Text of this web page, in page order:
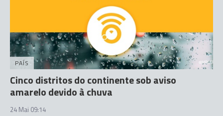
PAÍS
Cinco distritos do continente sob aviso
amarelo devido à chuva
24 Mai 09:14